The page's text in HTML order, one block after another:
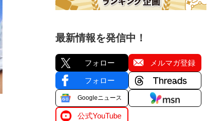
最新情報を発信中！
フォロー メルマガ登録
フォロー
Googleニュース
公式YouTube